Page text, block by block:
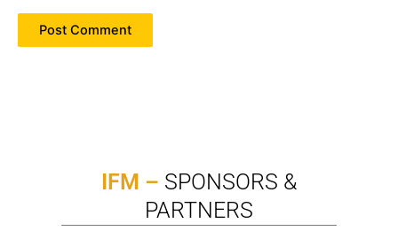
IFM – SPONSORS &
PARTNERS